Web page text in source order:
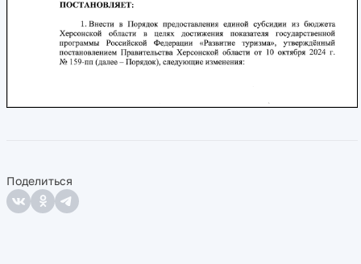
Поделиться